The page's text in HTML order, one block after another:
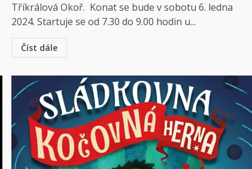
Tříkrálová Okoř. Konat se bude v sobotu 6. ledna
2024. Startuje se od 7.30 do 9.00 hodin u...
Číst dále